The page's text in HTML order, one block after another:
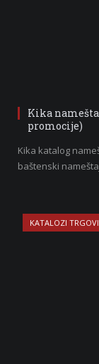
Kika
promocije)
Kika katalog
baštenski
KATALOZI